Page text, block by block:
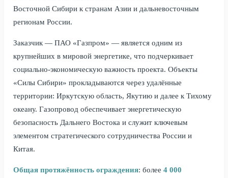
Восточной Сибири к странам Азии и дальневосточным
регионам России.
Заказчик — ПАО «Газпром» — является одним из
крупнейших в мировой энергетике, что подчеркивает
социально-экономическую важность проекта. Объекты
«Силы Сибири» прокладываются через удалённые
территории: Иркутскую область, Якутию и далее к Тихому
океану. Газопровод обеспечивает энергетическую
безопасность Дальнего Востока и служит ключевым
элементом стратегического сотрудничества России и
Китая.
Общая протяжённость ограждения: более 4 000